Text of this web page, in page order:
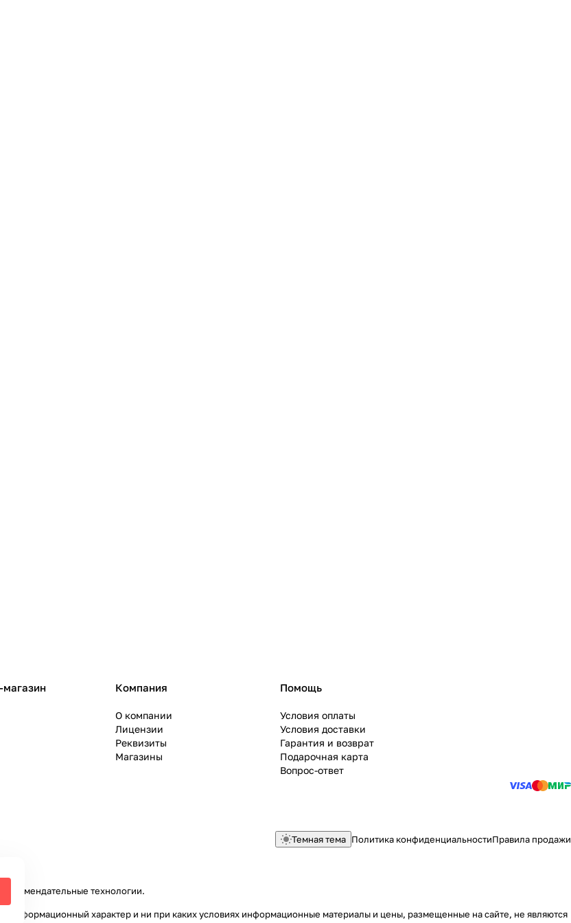
магазин Компания
О компании
Лицензии
Реквизиты
Магазины
Помощь
Условия оплаты
Условия доставки
Гарантия и возврат
Подарочная карта
Вопрос-ответ
Темная тема Политика конфиденциальностиПравила продажи
технологии.
информационный характер и ни при каких условиях информационные материалы и цены, размещенные на сайте, не являются